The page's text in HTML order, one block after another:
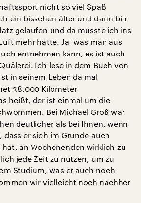
nicht so viel Spaß
ein bisschen älter und dann bin
gelaufen und da musste ich ins
mehr hatte. Ja, was man aus
entnehmen kann, es ist auch
Ich lese in dem Buch von
in seinem Leben da mal
38.000 Kilometer
heißt, der ist einmal um die
Bei Michael Groß war
deutlicher als bei Ihnen, wenn
dass er sich im Grunde auch
an Wochenenden wirklich zu
jede Zeit zu nutzen, um zu
Studium, was er auch noch
wir vielleicht noch nachher